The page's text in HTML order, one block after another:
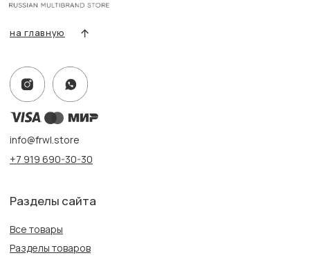
Контакты, реквизиты
Информация
Публичная оферта
Создание сайта
Адрес:
г. Казань, ул. Проспект Победы, 141 ТЦ МЕГА
ПН-ВС с 10:00 до 22:00